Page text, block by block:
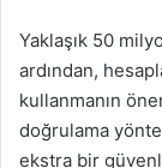
Yaklaşık 50
ardından,
kullanmanın
doğrulama
ekstra bir